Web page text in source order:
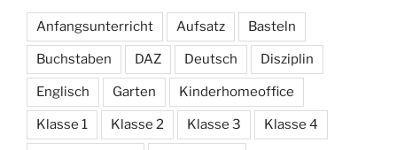
Anfangsunterricht Aufsatz Basteln
Buchstaben DAZ Deutsch Disziplin
Englisch Garten Kinderhomeoffice
Klasse 1 Klasse 2 Klasse 3 Klasse 4